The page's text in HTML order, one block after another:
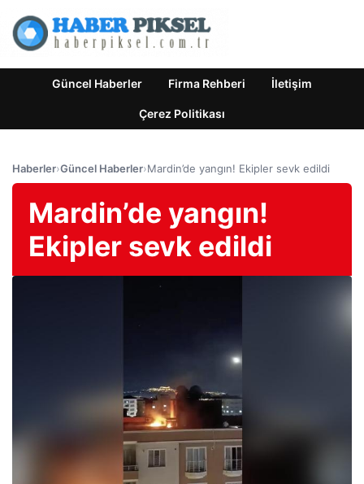
Güncel Haberler Firma Rehberi İletişim
Çerez Politikası
Haberler›Güncel Haberler›Mardin’de yangın! Ekipler sevk edildi
Mardin’de yangın!
Ekipler sevk edildi